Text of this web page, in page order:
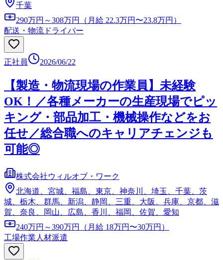
千葉
290万円～308万円（月給 22.3万円〜23.8万円）
配送・物流ドライバー
正社員 2026/06/22
【製造・物流現場の作業員】未経験
OK！／各種メーカーの生産現場でピッ
キング・部品加工・機械操作などをお
任せ／総合職へのキャリアチェンジも
可能◎
株式会社ウィルオブ・ワーク
北海道、宮城、福島、東京、神奈川、埼玉、千葉、茨
城、栃木、群馬、新潟、静岡、三重、大阪、兵庫、京都、滋
賀、奈良、岡山、広島、香川、福岡、佐賀、愛知
240万円～390万円（月給 18万円〜30万円）
工場作業 人材派遣